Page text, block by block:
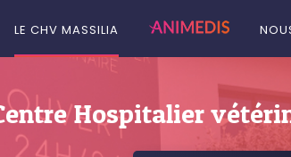
LE CHV MASSILIA
Hospitalier